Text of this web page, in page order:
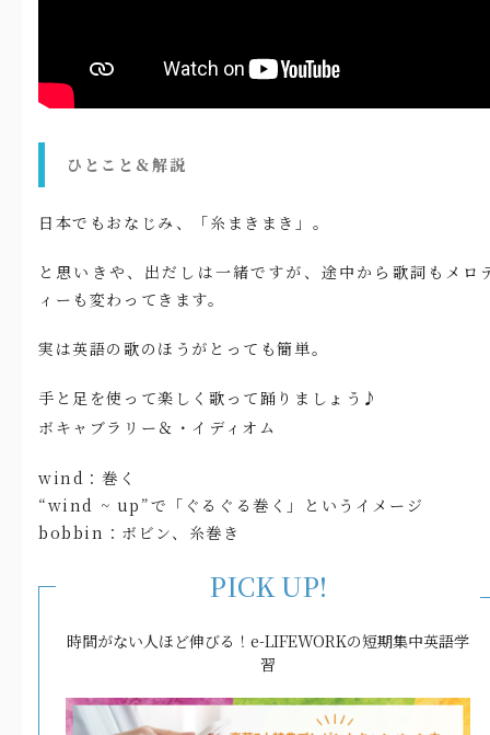
ひとこと＆解説
日本でもおなじみ、「糸まきまき」。
と思いきや、出だしは一緒ですが、途中から歌詞もメロ
ィーも変わってきます。
実は英語の歌のほうがとっても簡単。
手と足を使って楽しく歌って踊りましょう♪
ボキャブラリー＆・イディオム
wind：巻く
“wind ~ up”で「ぐるぐる巻く」というイメージ
bobbin：ボビン、糸巻き
PICK UP!
時間がない人ほど伸びる！e-LIFEWORKの短期集中英語学
習